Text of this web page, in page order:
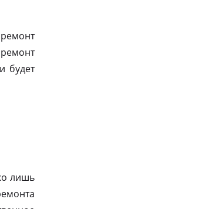
будет
лишь